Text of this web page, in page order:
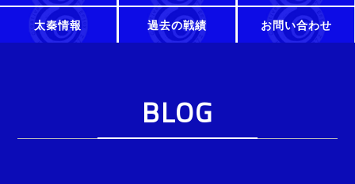
太秦情報 過去の戦績 お問い合わせ
BLOG